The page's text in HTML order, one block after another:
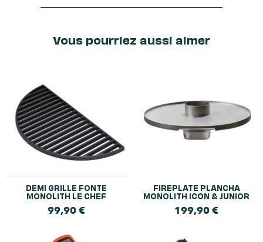
Vous pourriez aussi aimer
DEMI GRILLE FONTE
MONOLITH LE CHEF
99,90€
FIREPLATE PLANCHA
MONOLITH ICON & JUNIOR
199,90€